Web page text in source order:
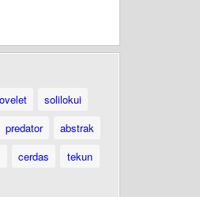
solilokui
predator
abstrak
cerdas
tekun